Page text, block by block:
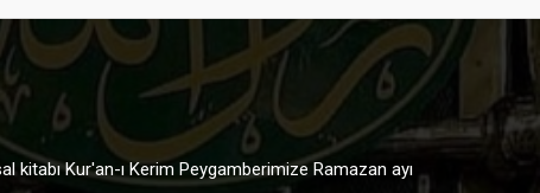
kitabı Kur'an-ı Kerim Peygamberimize Ramazan ayı